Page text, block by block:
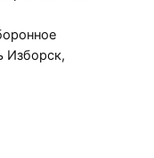
Изборск,